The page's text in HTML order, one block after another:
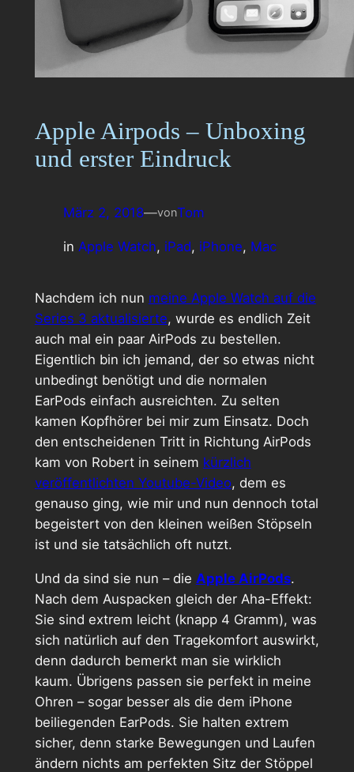
Apple Airpods – Unboxing
und erster Eindruck
März 2, 2018—vonTom
in Apple Watch, iPad, iPhone, Mac
Nachdem ich nun meine Apple Watch auf die
Series 3 aktualisierte, wurde es endlich Zeit
auch mal ein paar AirPods zu bestellen.
Eigentlich bin ich jemand, der so etwas nicht
unbedingt benötigt und die normalen
EarPods einfach ausreichten. Zu selten
kamen Kopfhörer bei mir zum Einsatz. Doch
den entscheidenen Tritt in Richtung AirPods
kam von Robert in seinem kürzlich
veröffentlichten Youtube-Video, dem es
genauso ging, wie mir und nun dennoch total
begeistert von den kleinen weißen Stöpseln
ist und sie tatsächlich oft nutzt.
Und da sind sie nun – die Apple AirPods.
Nach dem Auspacken gleich der Aha-Effekt:
Sie sind extrem leicht (knapp 4 Gramm), was
sich natürlich auf den Tragekomfort auswirkt,
denn dadurch bemerkt man sie wirklich
kaum. Übrigens passen sie perfekt in meine
Ohren – sogar besser als die dem iPhone
beiliegenden EarPods. Sie halten extrem
sicher, denn starke Bewegungen und Laufen
ändern nichts am perfekten Sitz der Stöppel